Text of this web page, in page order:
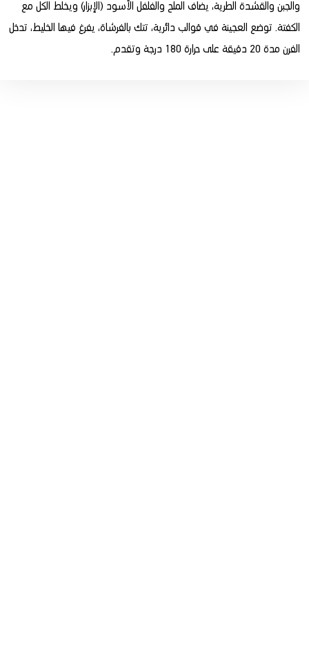
والجبن والقشدة الطرية، يضاف الملح والفلفل الأسود (الإبزار) ويخلط الكل مع
الكفتة. توضع العجينة في قوالب دائرية، تتك بالفرشاة، يفرغ فيها الخليط، تدخل
الفرن مدة 20 دقيقة على حرارة 180 درجة وتقدم.